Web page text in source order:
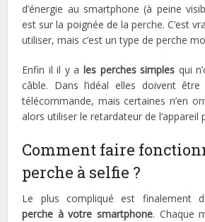
d’énergie au smartphone (à peine
est sur la poignée de la perche. C’est
utiliser, mais c’est un type de perche
Enfin il il y a les perches simples qui
câble. Dans l’idéal elles doivent
télécommande, mais certaines n’en
alors utiliser le retardateur de l’appareil
Comment faire
perche à selfie ?
Le plus compliqué est finalement
perche à votre smartphone. Chaque